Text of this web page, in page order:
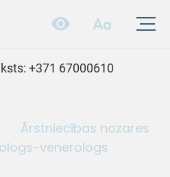
+371 67000610
Ārstniecības nozares
venerologs